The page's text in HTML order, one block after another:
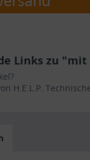
Links zu "mit
H.E.L.P.